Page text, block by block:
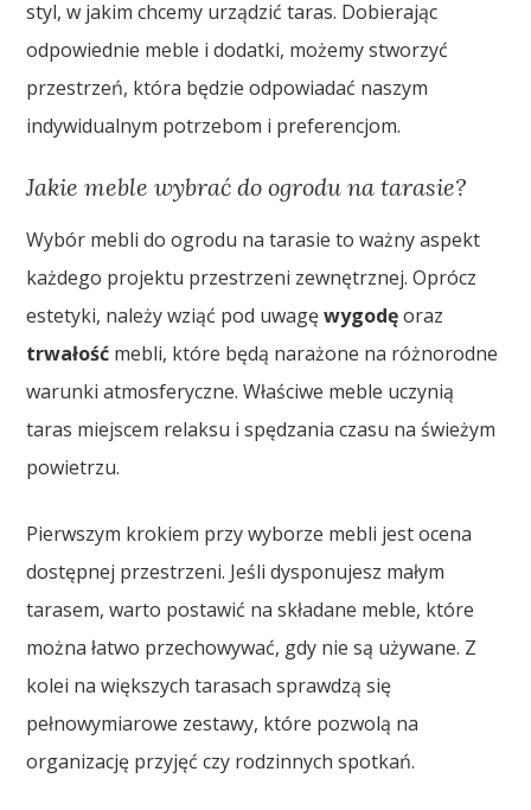
styl, w jakim chcemy urządzić taras. Dobierając
odpowiednie meble i dodatki, możemy stworzyć
przestrzeń, która będzie odpowiadać naszym
indywidualnym potrzebom i preferencjom.
Jakie meble wybrać do ogrodu na tarasie?
Wybór mebli do ogrodu na tarasie to ważny aspekt
każdego projektu przestrzeni zewnętrznej. Oprócz
estetyki, należy wziąć pod uwagęwygodęoraz
trwałość mebli, które będą narażone na różnorodne
warunki atmosferyczne. Właściwe meble uczynią
taras miejscem relaksu i spędzania czasu na świeżym
powietrzu.
Pierwszym krokiem przy wyborze mebli jest ocena
dostępnej przestrzeni. Jeśli dysponujesz małym
tarasem, warto postawić na składane meble, które
można łatwo przechowywać, gdy nie są używane. Z
kolei na większych tarasach sprawdzą się
pełnowymiarowe zestawy, które pozwolą na
organizację przyjęć czy rodzinnych spotkań.